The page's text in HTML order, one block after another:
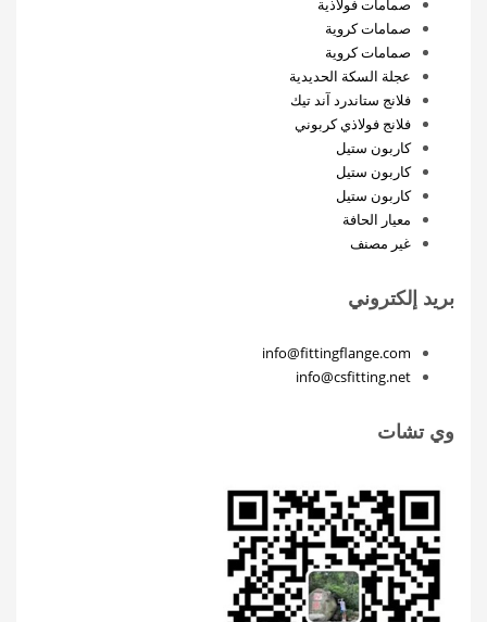
صمامات كروية
صمامات كروية
عجلة السكة الحديدية
فلانج ستاندرد آند تيك
فلانج فولاذي كربوني
كاربون ستيل
كاربون ستيل
كاربون ستيل
معيار الحافة
غير مصنف
بريد إلكتروني
info@fittingflange.com
info@csfitting.net
وي تشات